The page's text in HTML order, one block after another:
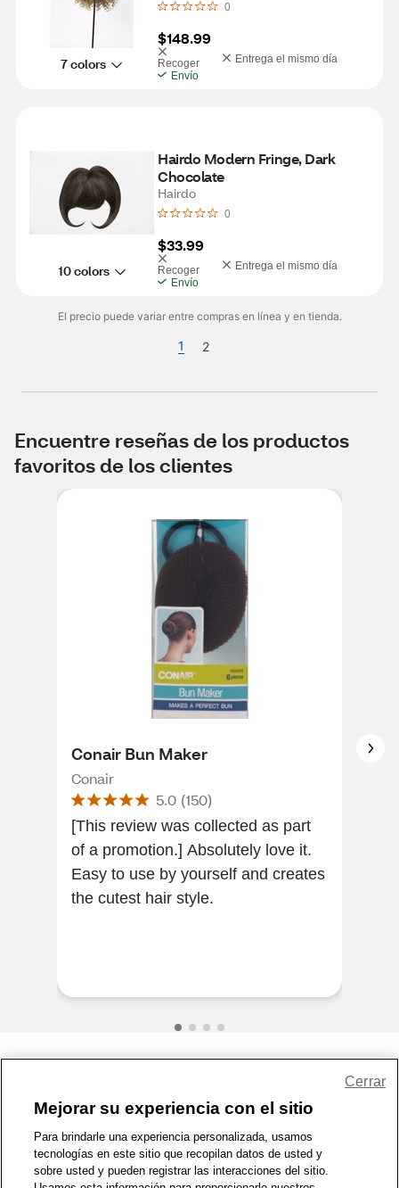
7 colors
0
$148.99
Recoger
Entrega el mismo día
Envío
10 colors
Hairdo Modern Fringe, Dark
Chocolate
Hairdo
0
$33.99
Recoger
Entrega el mismo día
Envío
El precio puede variar entre compras en línea y en tienda.
1 2
Encuentre reseñas de los productos
favoritos de los clientes
Conair Bun Maker
Conair
5.0 (150)
[This review was collected as part
of a promotion.] Absolutely love it.
Easy to use by yourself and creates
the cutest hair style.
1-800-679-9691 | Contáctenos | Términos de Uso | Accesibilidad
Política de Privacidad | WA Privacy Policy | Mapa del sitio
Zona de Bienestar | © 1999 - 2026 CVS.com
Mejorar su experiencia con el sitio
Para brindarle una experiencia personalizada, usamos
tecnologías en este sitio que recopilan datos de usted y
sobre usted y pueden registrar las interacciones del sitio.
Cerrar